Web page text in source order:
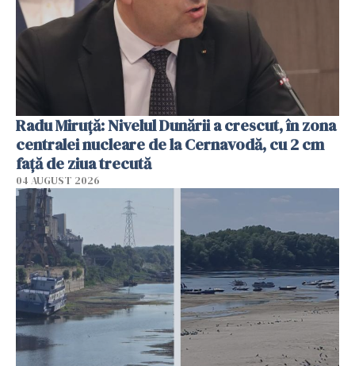
Radu Miruţă: Nivelul Dunării a crescut, în zona
centralei nucleare de la Cernavodă, cu 2 cm
faţă de ziua trecută
04 AUGUST 2026